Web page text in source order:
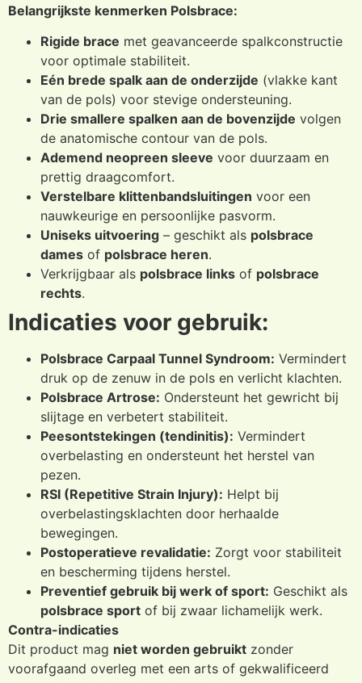
Belangrijkste kenmerken Polsbrace:
Rigide brace met geavanceerde spalkconstructie
voor optimale stabiliteit.
Eén brede spalk aan de onderzijde (vlakke kant
van de pols) voor stevige ondersteuning.
Drie smallere spalken aan de bovenzijde volgen
de anatomische contour van de pols.
Ademend neopreen sleeve voor duurzaam en
prettig draagcomfort.
Verstelbare klittenbandsluitingen voor een
nauwkeurige en persoonlijke pasvorm.
Uniseks uitvoering – geschikt als polsbrace
dames of polsbrace heren.
Verkrijgbaar als polsbrace links of polsbrace
rechts.
Indicaties voor gebruik:
Polsbrace Carpaal Tunnel Syndroom: Vermindert
druk op de zenuw in de pols en verlicht klachten.
Polsbrace Artrose: Ondersteunt het gewricht bij
slijtage en verbetert stabiliteit.
Peesontstekingen (tendinitis): Vermindert
overbelasting en ondersteunt het herstel van
pezen.
RSI (Repetitive Strain Injury): Helpt bij
overbelastingsklachten door herhaalde
bewegingen.
Postoperatieve revalidatie: Zorgt voor stabiliteit
en bescherming tijdens herstel.
Preventief gebruik bij werk of sport: Geschikt als
polsbrace sport of bij zwaar lichamelijk werk.
Contra-indicaties
Dit product mag niet worden gebruikt zonder
voorafgaand overleg met een arts of gekwalificeerd